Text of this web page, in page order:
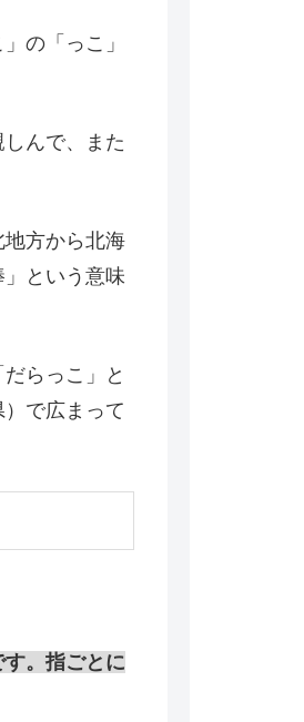
の「っこ」
んで、また
方から北海
という意味
らっこ」と
で広まって
。指ごとに